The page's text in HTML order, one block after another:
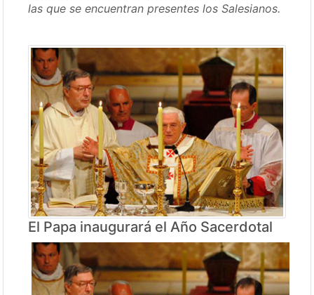
las que se encuentran presentes los Salesianos.
El Papa inaugurará el Año Sacerdotal